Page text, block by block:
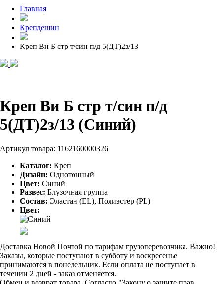
Главная
Крепдешин
Креп Ви Б стр т/син п/д 5(ДТ)2з/13
Креп Ви Б стр т/син п/д
5(ДТ)2з/13 (Синий)
Артикул товара: 1162160000326
Каталог: Креп
Дизайн: Однотонный
Цвет: Синий
Развес: Блузочная группа
Состав: Эластан (EL), Полиэстер (PL)
Цвет:
Доставка Новой Почтой по тарифам грузоперевозчика. Важно!
Заказы, которые поступают в субботу и воскресенье
принимаются в понедельник. Если оплата не поступает в
течении 2 дней - заказ отменяется.
Обмен и возврат товара. Согласно "Закону о защите прав